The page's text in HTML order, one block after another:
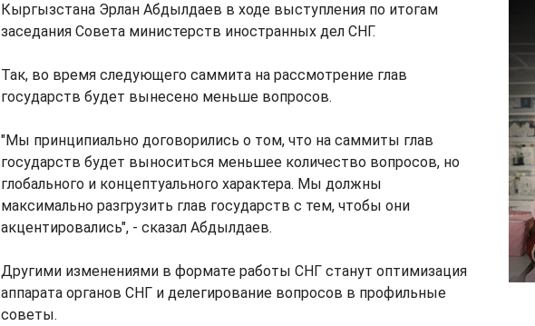
Кыргызстана Эрлан Абдылдаев в ходе выступления по итогам
заседания Совета министерств иностранных дел СНГ.
Так, во время следующего саммита на рассмотрение глав
государств будет вынесено меньше вопросов.
"Мы принципиально договорились о том, что на саммиты глав
государств будет выноситься меньшее количество вопросов, но
глобального и концептуального характера. Мы должны
максимально разгрузить глав государств с тем, чтобы они
акцентировались", - сказал Абдылдаев.
Другими изменениями в формате работы СНГ станут оптимизация
аппарата органов СНГ и делегирование вопросов в профильные
советы.